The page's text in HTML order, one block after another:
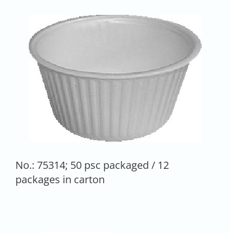
No.: 75314; 50 psc packaged / 12
packages in carton